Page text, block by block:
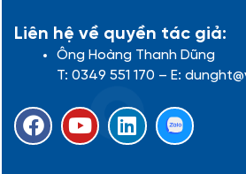
Liên hệ về quyền tác giả:
Ông Hoàng Thanh Dũng
T: 0349 551 170 – E:
F
a
Y
o
L
i